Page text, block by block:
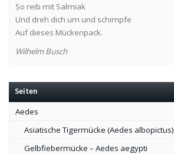
So reib mit Salmiak
Und dreh dich um und schimpfe
Auf dieses Mückenpack.
Wilhelm Busch
Seiten
Aedes
Asiatische Tigermücke (Aedes albopictus)
Gelbfiebermücke – Aedes aegypti